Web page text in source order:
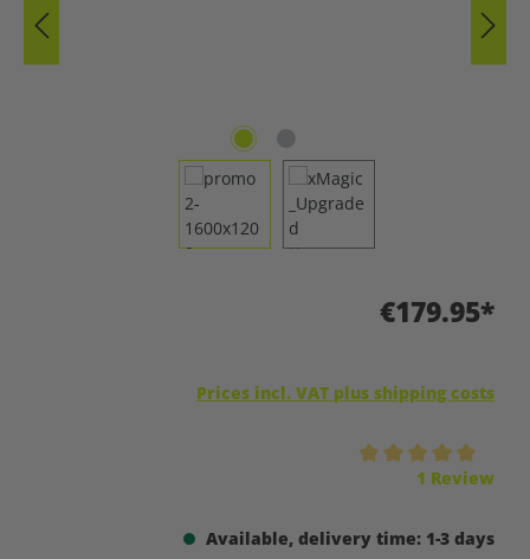
€179.95*
Prices incl. VAT plus shipping costs
1 Review
Available, delivery time: 1-3 days